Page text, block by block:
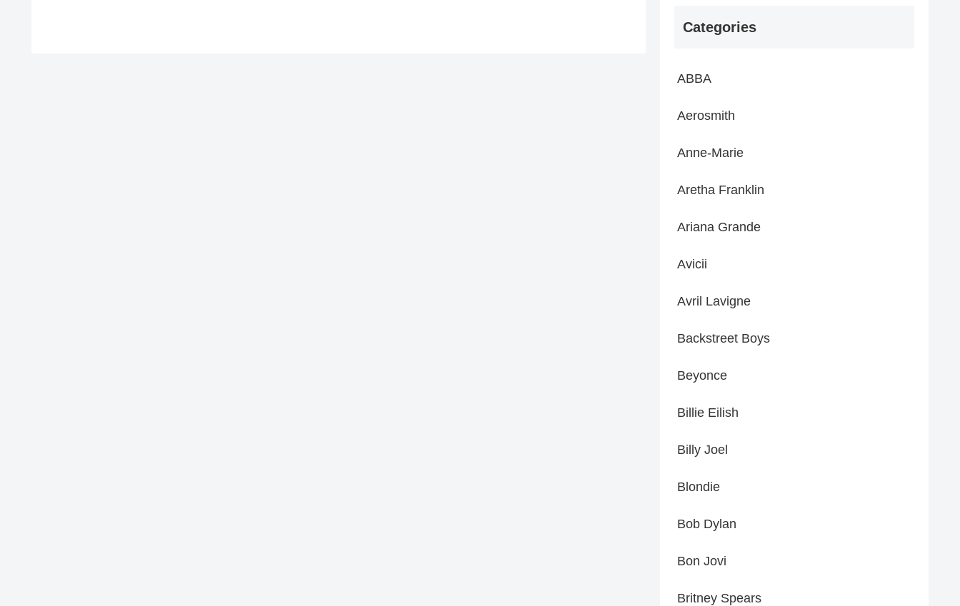
Categories
ABBA
Aerosmith
Anne-Marie
Aretha Franklin
Ariana Grande
Avicii
Avril Lavigne
Backstreet Boys
Beyonce
Billie Eilish
Billy Joel
Blondie
Bob Dylan
Bon Jovi
Britney Spears